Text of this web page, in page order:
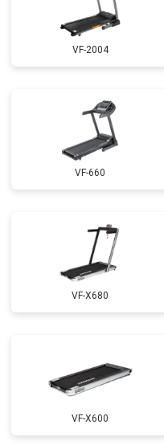
VF-2004
VF-660
VF-X680
VF-X600